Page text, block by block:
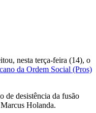
nesta terça-feira (14), o
da Ordem Social (Pros)
de desistência da fusão
Holanda.